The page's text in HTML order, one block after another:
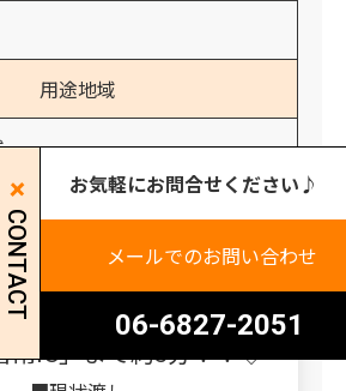
用途地域
ンジホームからのコメント
複数台駐車可能◇
IC」まで約3分！！◇
CONTACT
お気軽にお問合せください♪
メールでのお問い合わせ
06-6827-2051